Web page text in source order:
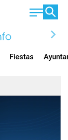
chevron_right
Fiestas